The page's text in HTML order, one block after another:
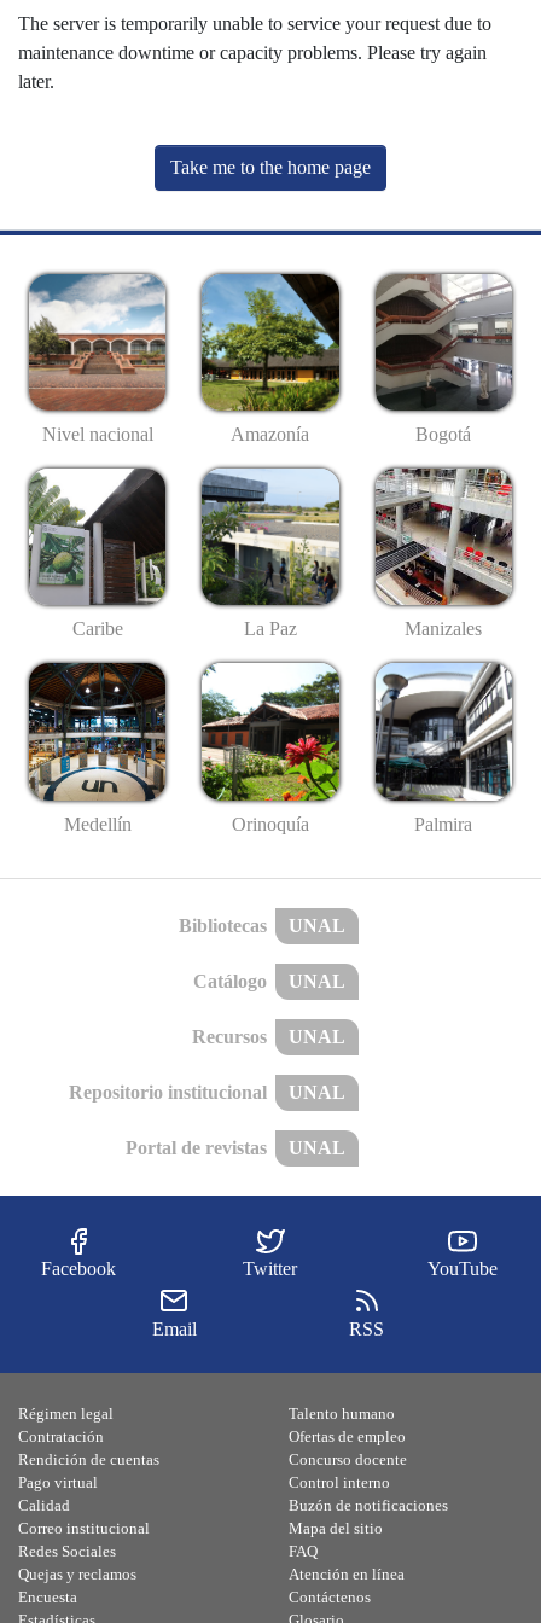
The server is temporarily unable to service your request due to
maintenance downtime or capacity problems. Please try again
later.
Take me to the home page
Nivel nacional Amazonía Bogotá
Caribe La Paz Manizales
Medellín Orinoquía Palmira
Bibliotecas UNAL
Catálogo UNAL
Recursos UNAL
Repositorio institucional UNAL
Portal de revistas UNAL
Facebook Twitter YouTube
Email RSS
Régimen legal
Contratación
Rendición de cuentas
Pago virtual
Calidad
Talento humano
Ofertas de empleo
Concurso docente
Control interno
Buzón de notificaciones
Correo institucional
Redes Sociales
Quejas y reclamos
Encuesta
Mapa del sitio
FAQ
Atención en línea
Contáctenos